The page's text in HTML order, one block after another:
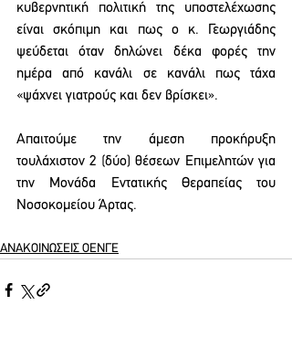
κυβερνητική πολιτική της υποστελέχωσης
είναι σκόπιμη και πως ο κ. Γεωργιάδης
ψεύδεται όταν δηλώνει δέκα φορές την
ημέρα από κανάλι σε κανάλι πως τάχα
«ψάχνει γιατρούς και δεν βρίσκει».
Απαιτούμε την άμεση προκήρυξη
τουλάχιστον 2 (δύο) θέσεων Επιμελητών για
την Μονάδα Εντατικής Θεραπείας του
Νοσοκομείου Άρτας.
ΑΝΑΚΟΙΝΩΣΕΙΣ ΟΕΝΓΕ